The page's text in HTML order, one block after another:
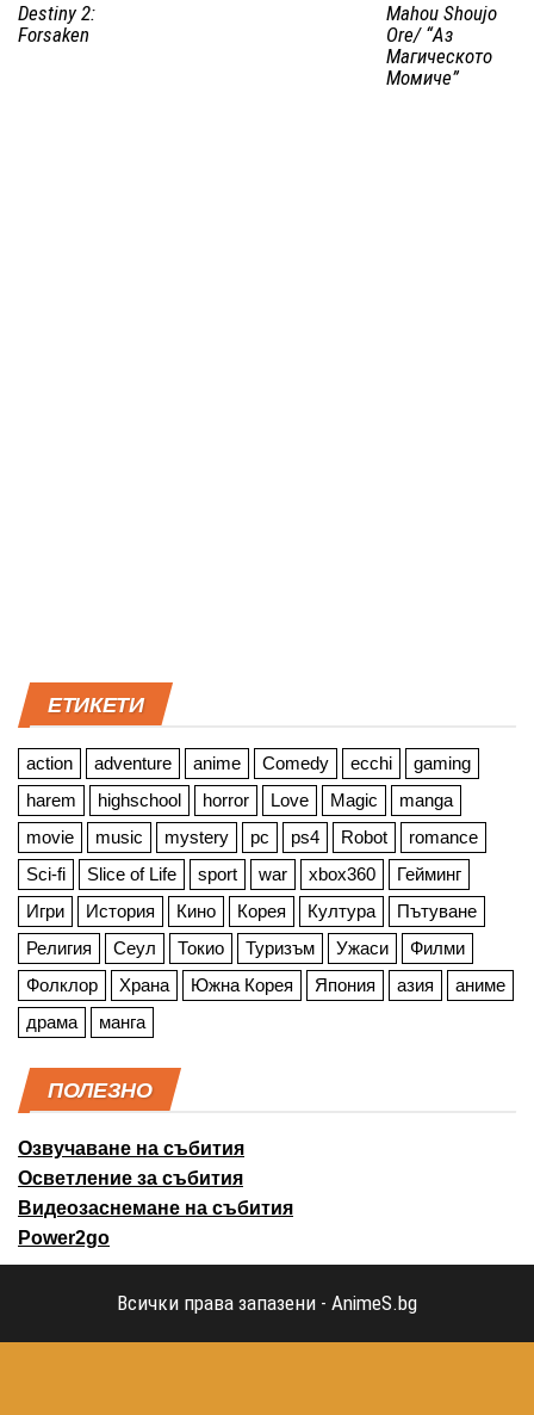
Destiny 2:
Forsaken
Mahou Shoujo
Ore/ “Аз
Магическото
Момиче”
ЕТИКЕТИ
action adventure anime Comedy ecchi
gaming
harem
highschool horror Love Magic
manga
movie
music mystery pc ps4 Robot
romance
Sci-fi
Slice of Life sport war xbox360
Гейминг
Игри
История Кино Корея Култура
Пътуване
Религия
Сеул Токио Туризъм Ужаси
Филми
Фолклор
Храна Южна Корея Япония азия
аниме
драма
манга
ПОЛЕЗНО
Озвучаване на събития
Осветление за събития
Видеозаснемане на събития
Power2go
Всички права запазени - AnimeS.bg